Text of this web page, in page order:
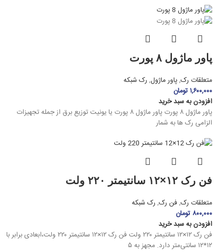
پاور ماژول ۸ پورت
متعلقات رک,پاور ماژول, رک شبکه
۱,۶۰۰,۰۰۰تومان
افزودن به سبد خرید
پاور ماژول ۸ پورت پاور ماژول ۸ پورت یا یونیت توزیع برق از جمله تجهیزات
الزامی رک ها به شمار
فن رک ۱۲×۱۲ سانتیمتر ۲۲۰ ولت
متعلقات رک, فن رک, رک شبکه
۸۰۰,۰۰۰ تومان
افزودن به سبد خرید
فن رک ۱۲×۱۲ سانتیمتر ۲۲۰ ولت فن رک ۱۲×۱۲ سانتیمتر ۲۲۰ ولت،ابعادی برابر با
۱۲*۱۲ سانتی‌متر دارد. مجهز به ۵